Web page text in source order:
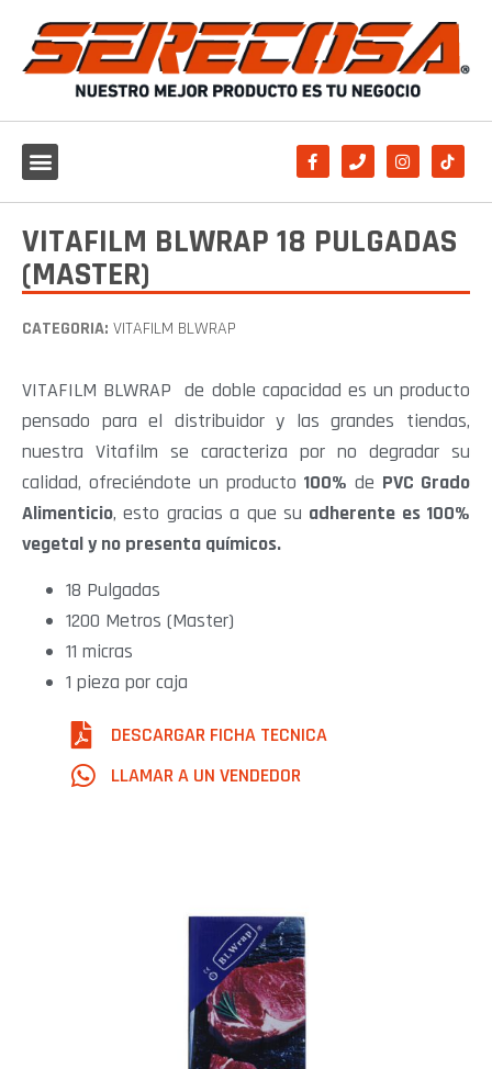
VITAFILM BLWRAP 18 PULGADAS
(MASTER)
CATEGORIA: VITAFILM BLWRAP
VITAFILM BLWRAP de doble capacidad es un producto
pensado para el distribuidor y las grandes tiendas,
nuestra Vitafilm se caracteriza por no degradar su
calidad, ofreciéndote un producto 100% de PVC Grado
Alimenticio, esto gracias a que su adherente es 100%
vegetal y no presenta químicos.
18 Pulgadas
1200 Metros (Master)
11 micras
1 pieza por caja
DESCARGAR FICHA TECNICA
LLAMAR A UN VENDEDOR